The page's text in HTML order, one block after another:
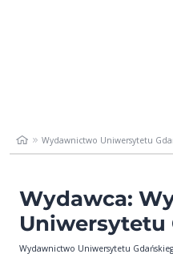
Wydawnictwo Uniwersytetu
Wydawca:
Uniwersytetu
Wydawnictwo Uniwersytetu